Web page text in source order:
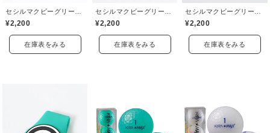
¥2,200
在庫表をみる
¥2,200
在庫表をみる
¥2,200
在庫表をみる